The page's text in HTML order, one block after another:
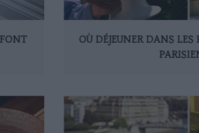
OÙ DÉJEUNER DANS LES